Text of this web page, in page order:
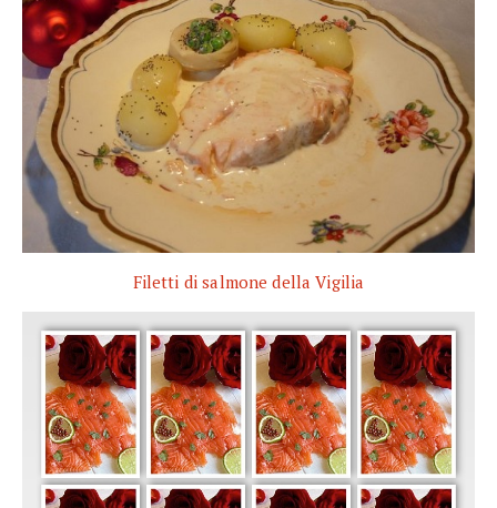
Filetti di salmone della Vigilia